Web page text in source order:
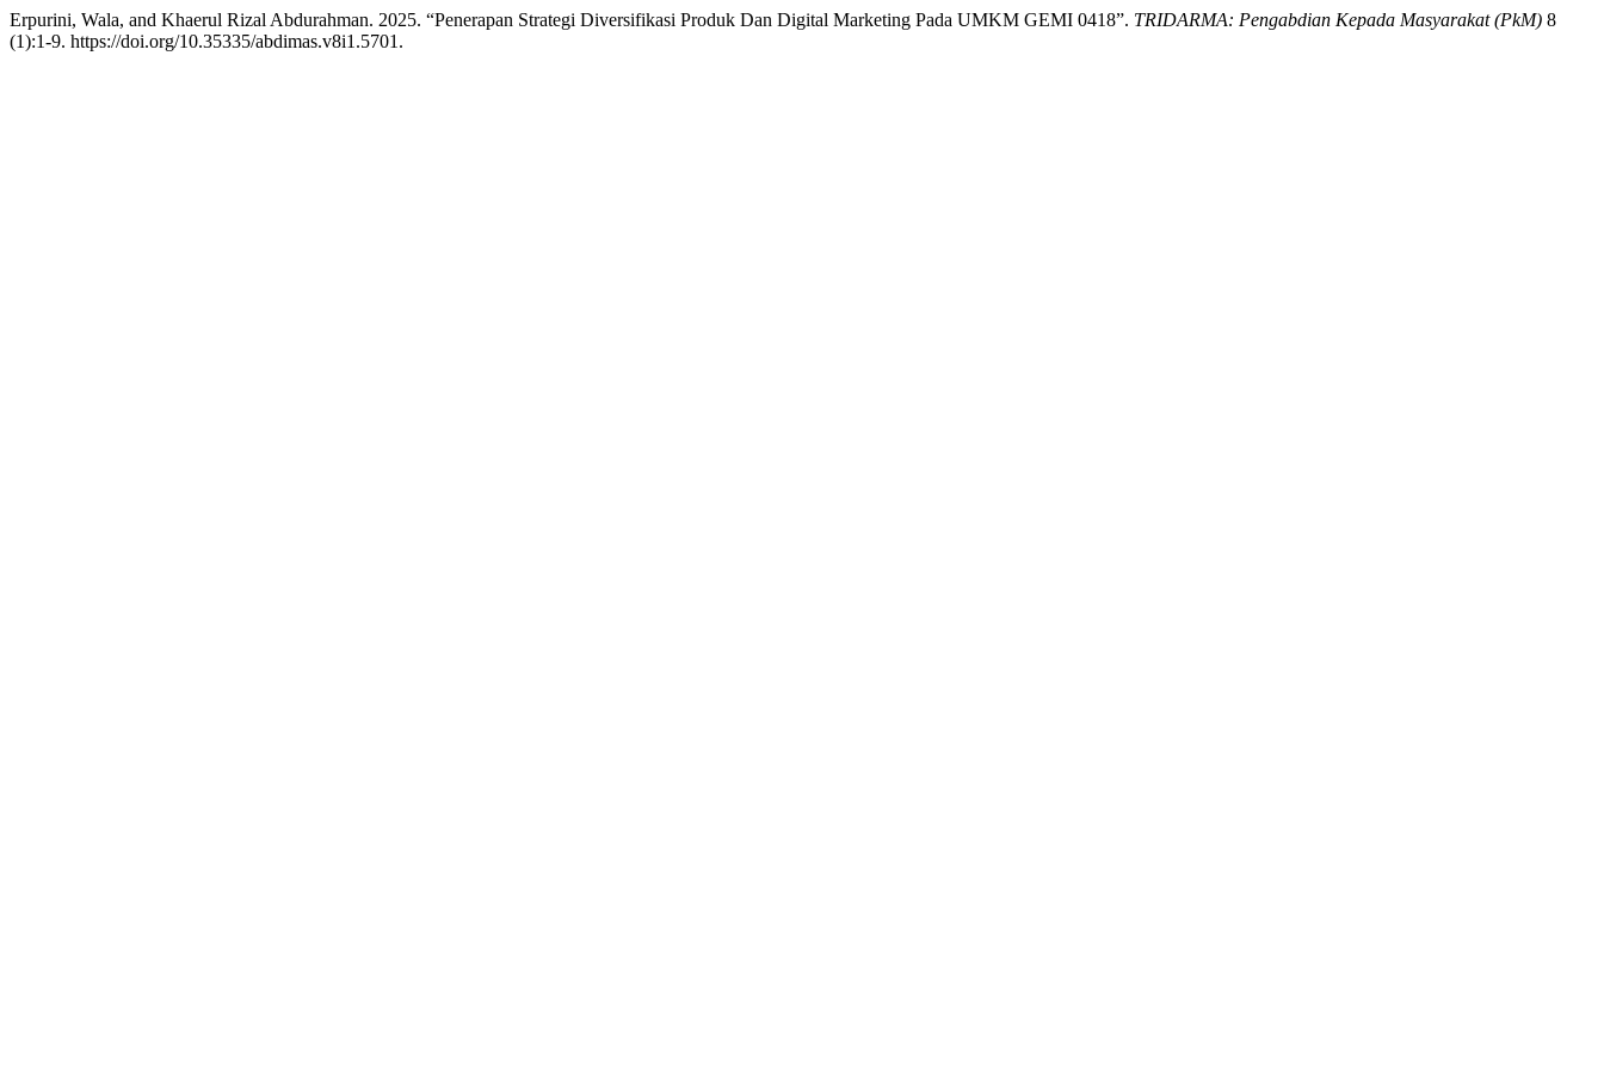
Erpurini, Wala, and Khaerul Rizal Abdurahman. 2025. “Penerapan Strategi Diversifikasi Produk Dan Digital Marketing Pada UMKM GEMI 0418”. TRIDARMA: Pengabdian Kepada Masyarakat (PkM) 8
(1):1-9. https://doi.org/10.35335/abdimas.v8i1.5701.